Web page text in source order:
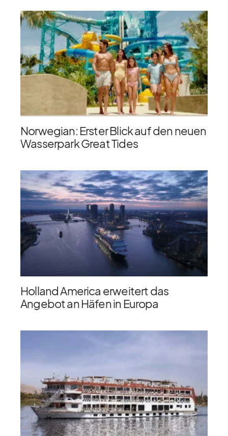
Norwegian: Erster Blick auf den neuen
Wasserpark Great Tides
Holland America erweitert das
Angebot an Häfen in Europa